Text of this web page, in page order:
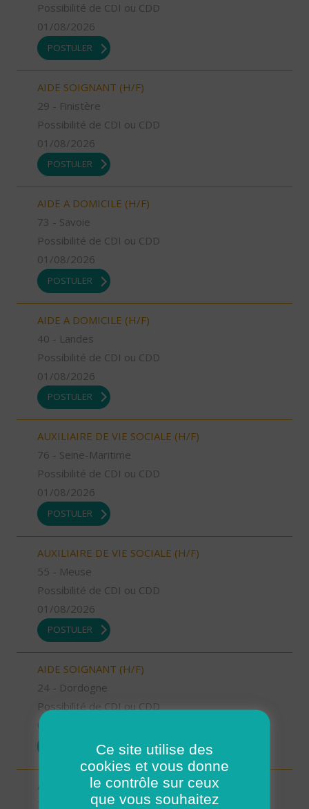
Possibilité de CDI ou CDD
01/08/2026
POSTULER
AIDE SOIGNANT (H/F)
29 - Finistère
Possibilité de CDI ou CDD
01/08/2026
POSTULER
AIDE A DOMICILE (H/F)
73 - Savoie
Possibilité de CDI ou CDD
01/08/2026
POSTULER
AIDE A DOMICILE (H/F)
40 - Landes
Possibilité de CDI ou CDD
01/08/2026
POSTULER
AUXILIAIRE DE VIE SOCIALE (H/F)
76 - Seine-Maritime
Possibilité de CDI ou CDD
01/08/2026
POSTULER
AUXILIAIRE DE VIE SOCIALE (H/F)
55 - Meuse
Possibilité de CDI ou CDD
01/08/2026
POSTULER
AIDE SOIGNANT (H/F)
24 - Dordogne
Possibilité de CDI ou CDD
01/08/2026
AIDE A DOMICILE (H/F)
Ce site utilise des
cookies et vous donne
le contrôle sur ceux
que vous souhaitez